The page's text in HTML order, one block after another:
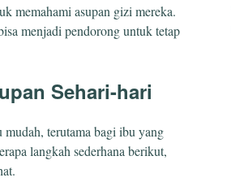
memahami asupan gizi mereka.
menjadi pendorong untuk tetap
Sehari-hari
terutama bagi ibu yang
langkah sederhana berikut,